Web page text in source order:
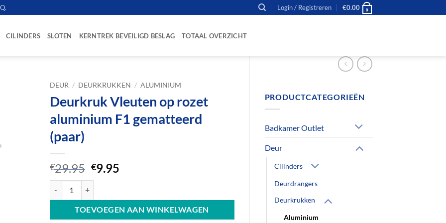
Login / Registreren €0.00 0
CILINDERS SLOTEN KERNTREK BEVEILIGD BESLAG TOTAAL OVERZICHT
PRODUCTCATEGORIEËN
Badkamer Outlet
Deur
Cilinders
Deurdrangers
Deurkrukken
Aluminium
DEUR / DEURKRUKKEN / ALUMINIUM
Deurkruk Vleuten op rozet
aluminium F1 gematteerd
(paar)
€29.95 Oorspronkelijke
prijs
€29.95.
€9.95Huidige
€9.95.
TOEVOEGEN AAN WINKELWAGEN